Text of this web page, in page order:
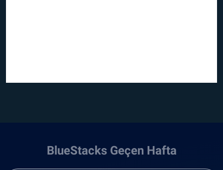
BlueStacks Geçen Hafta